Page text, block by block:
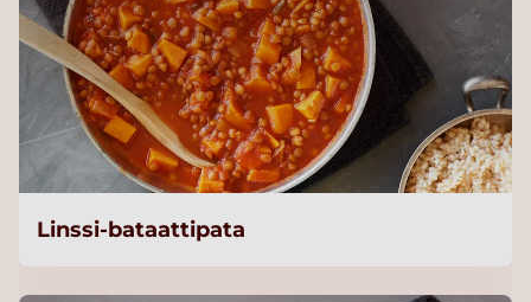
Linssi-bataattipata